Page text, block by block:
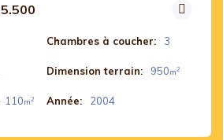
Chambres à coucher: 3
Dimension terrain: 950m2
110m2 Année: 2004